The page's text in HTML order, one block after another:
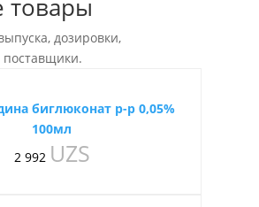
товары
дозировки,
поставщики.
биглюконат р-р 0,05%
100мл
2 992 UZS